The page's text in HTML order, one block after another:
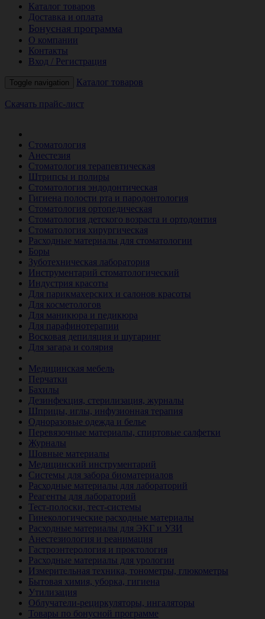
Каталог товаров
Доставка и оплата
Бонусная программа
О компании
Контакты
Вход / Регистрация
Toggle navigation Каталог товаров
Скачать прайс-лист
Стоматология
Анестезия
Стоматология терапевтическая
Штрипсы и полиры
Стоматология эндодонтическая
Гигиена полости рта и пародонтология
Стоматология ортопедическая
Стоматология детского возраста и ортодонтия
Стоматология хирургическая
Расходные материалы для стоматологии
Боры
Зуботехническая лаборатория
Инструментарий стоматологический
Индустрия красоты
Для парикмахерских и салонов красоты
Для косметологов
Для маникюра и педикюра
Для парафинотерапии
Восковая депиляция и шугаринг
Для загара и солярия
Медицинская мебель
Перчатки
Бахилы
Дезинфекция, стерилизация, журналы
Шприцы, иглы, инфузионная терапия
Одноразовые одежда и белье
Перевязочные материалы, спиртовые салфетки
Журналы
Шовные материалы
Медицинский инструментарий
Системы для забора биоматериалов
Расходные материалы для лабораторий
Реагенты для лабораторий
Тест-полоски, тест-системы
Гинекологические расходные материалы
Расходные материалы для ЭКГ и УЗИ
Анестезиология и реанимация
Гастроэнтерология и проктология
Расходные материалы для урологии
Измерительная техника, тонометры, глюкометры
Бытовая химия, уборка, гигиена
Утилизация
Облучатели-рециркуляторы, ингаляторы
Товары по бонусной программе